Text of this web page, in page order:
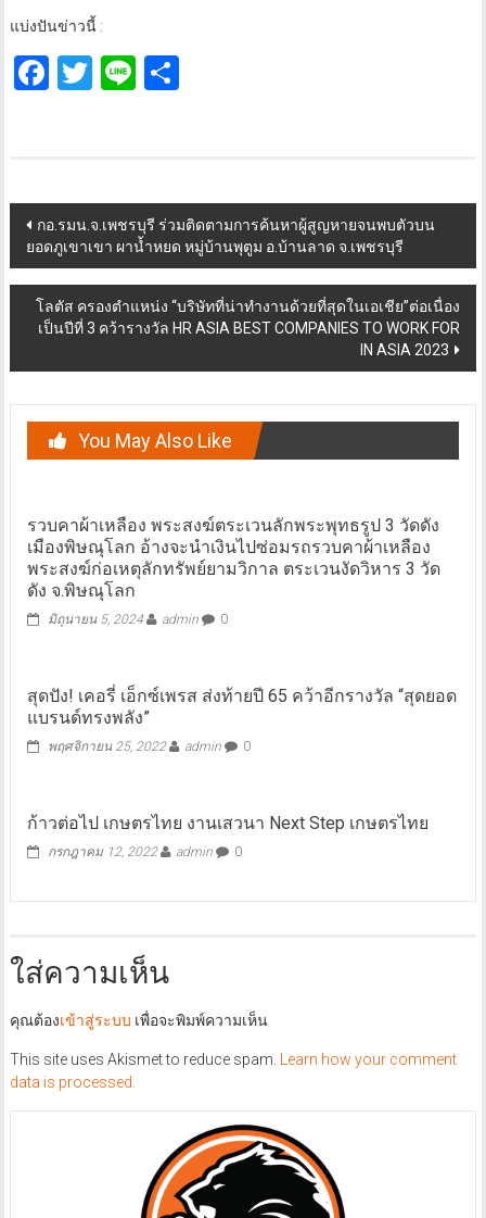
แบ่งปันข่าวนี้ :
Facebook
Twitter
LineShare
Post
navigation
กอ.รมน.จ.เพชรบุรี ร่วมติดตามการค้นหาผู้สูญหายจนพบตัวบน
ยอดภูเขาเขา ผาน้ำหยด หมู่บ้านพุตูม อ.บ้านลาด จ.เพชรบุรี
โลตัส ครองตำแหน่ง “บริษัทที่น่าทำงานด้วยที่สุดในเอเชีย”ต่อเนื่อง
เป็นปีที่ 3 คว้ารางวัล HR ASIA BEST COMPANIES TO WORK FOR
IN ASIA 2023
You May Also Like
รวบคาผ้าเหลือง พระสงฆ์ตระเวนลักพระพุทธรูป 3 วัดดัง
เมืองพิษณุโลก อ้างจะนำเงินไปซ่อมรถรวบคาผ้าเหลือง
พระสงฆ์ก่อเหตุลักทรัพย์ยามวิกาล ตระเวนงัดวิหาร 3 วัด
ดัง จ.พิษณุโลก
มิถุนายน 5, 2024 admin 0
สุดปัง! เคอรี่ เอ็กซ์เพรส ส่งท้ายปี 65 คว้าอีกรางวัล “สุดยอด
แบรนด์ทรงพลัง”
พฤศจิกายน 25, 2022 admin 0
ก้าวต่อไป เกษตรไทย งานเสวนา Next Step เกษตรไทย
กรกฎาคม 12, 2022 admin 0
ใส่ความเห็น
คุณต้องเข้าสู่ระบบ เพื่อจะพิมพ์ความเห็น
This site uses Akismet to reduce spam.
Learn how your comment
data is processed.